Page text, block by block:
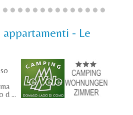
- Le
d ...